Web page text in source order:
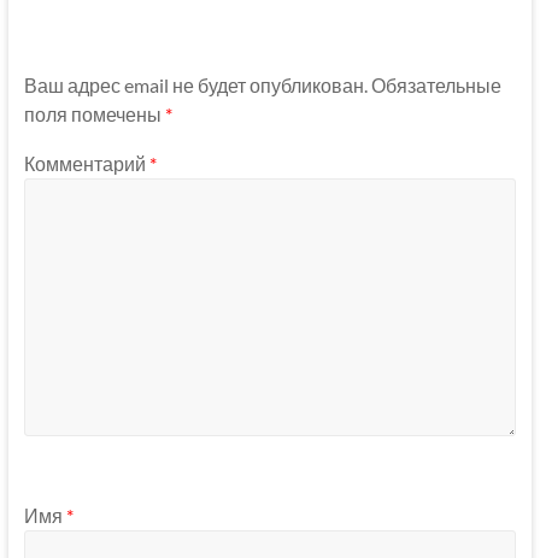
Ваш адрес email не будет опубликован. Обязательные
поля помечены *
Комментарий *
Имя *